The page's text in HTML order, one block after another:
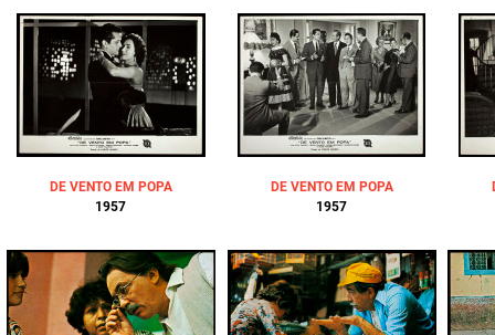
DE VENTO EM POPA
1957
DE VENTO EM POPA
1957